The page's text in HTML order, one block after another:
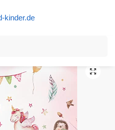
kinder.de
WALDTIERE Kinder I Wandbilder: 112×76 cm I Kinderzimmer Aufkleber Tiere Elefant Fuchs Reh Einhorn Blumen I Wand Deko für Babyzimmer Baby Mädchen